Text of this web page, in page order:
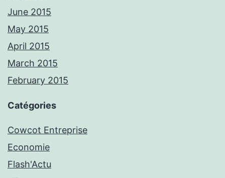
June 2015
May 2015
April 2015
March 2015
February 2015
Catégories
Cowcot Entreprise
Economie
Flash'Actu